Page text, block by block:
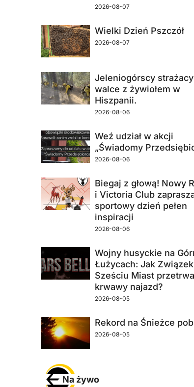
2026-08-07
Wielki Dzień Pszczół
2026-08-07
Jeleniogórscy
walce z żywiołem w
Hiszpanii.
2026-08-06
Weź udział w akcji
„Świadomy
2026-08-06
Biegaj z głową! Nowy
i Victoria Club
sportowy dzień pełen
inspiracji
2026-08-06
Wojny husyckie na
Łużycach: Jak Związek
Sześciu Miast
krwawy najazd?
2026-08-05
Rekord na Śnieżce
2026-08-05
Na żywo